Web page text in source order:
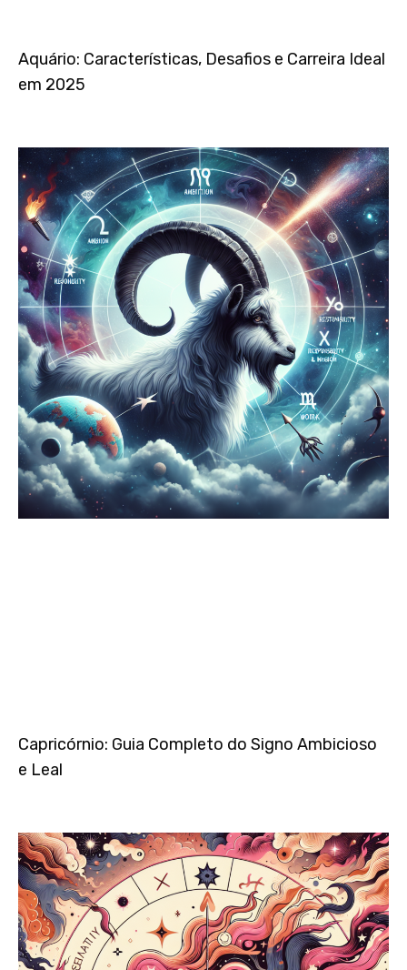
Aquário: Características, Desafios e Carreira Ideal
em 2025
Capricórnio: Guia Completo do Signo Ambicioso
e Leal